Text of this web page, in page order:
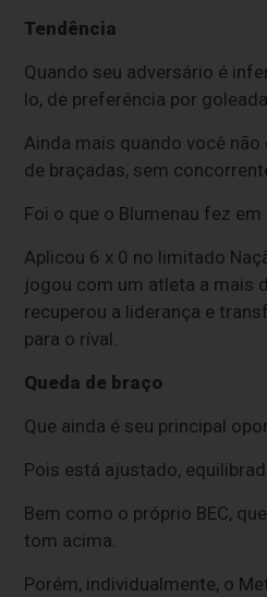
Tendência
Quando seu adversário é
lo, de preferência por goleada.
Ainda mais quando você
de braçadas, sem
Foi o que o Blumenau fez em
Aplicou 6 x 0 no limitado
jogou com um atleta a mais
recuperou a liderança e
para o ríval.
Queda de braço
Que ainda é seu principal
Pois está ajustado,
Bem como o próprio BEC,
tom acima.
Porém, individualmente, o